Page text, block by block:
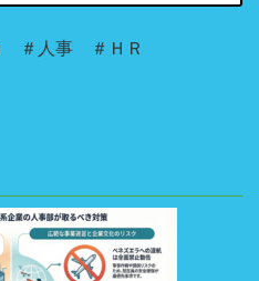
＃人事 ＃ＨＲ